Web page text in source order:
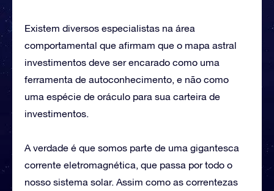
Existem diversos especialistas na área
comportamental que afirmam que o mapa astral
investimentos deve ser encarado como uma
ferramenta de autoconhecimento, e não como
uma espécie de oráculo para sua carteira de
investimentos.
A verdade é que somos parte de uma gigantesca
corrente eletromagnética, que passa por todo o
nosso sistema solar. Assim como as correntezas